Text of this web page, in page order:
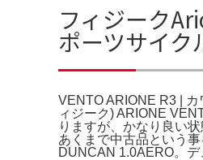
フィジーク
ポーツサイク
VENTO ARIONE R3 |
ィジーク) ARIONE
りますが、かなり良い
あくまで中古品という
DUNCAN 1.0AERO。デ